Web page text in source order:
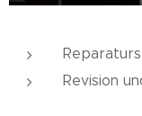
Revision